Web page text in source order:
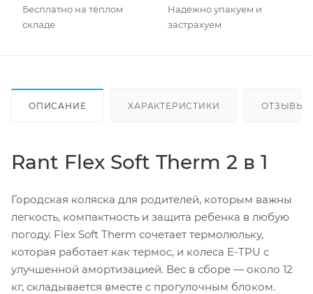
Бесплатно на тёплом
складе
Надёжно упакуем и
застрахуем
ОПИСАНИЕ ХАРАКТЕРИСТИКИ ОТЗЫВЫ
Rant Flex Soft Therm 2 в 1
Городская коляска для родителей, которым важны
легкость, компактность и защита ребенка в любую
погоду. Flex Soft Therm сочетает термолюльку,
которая работает как термос, и колеса E-TPU с
улучшенной амортизацией. Вес в сборе — около 12
кг, складывается вместе с прогулочным блоком.